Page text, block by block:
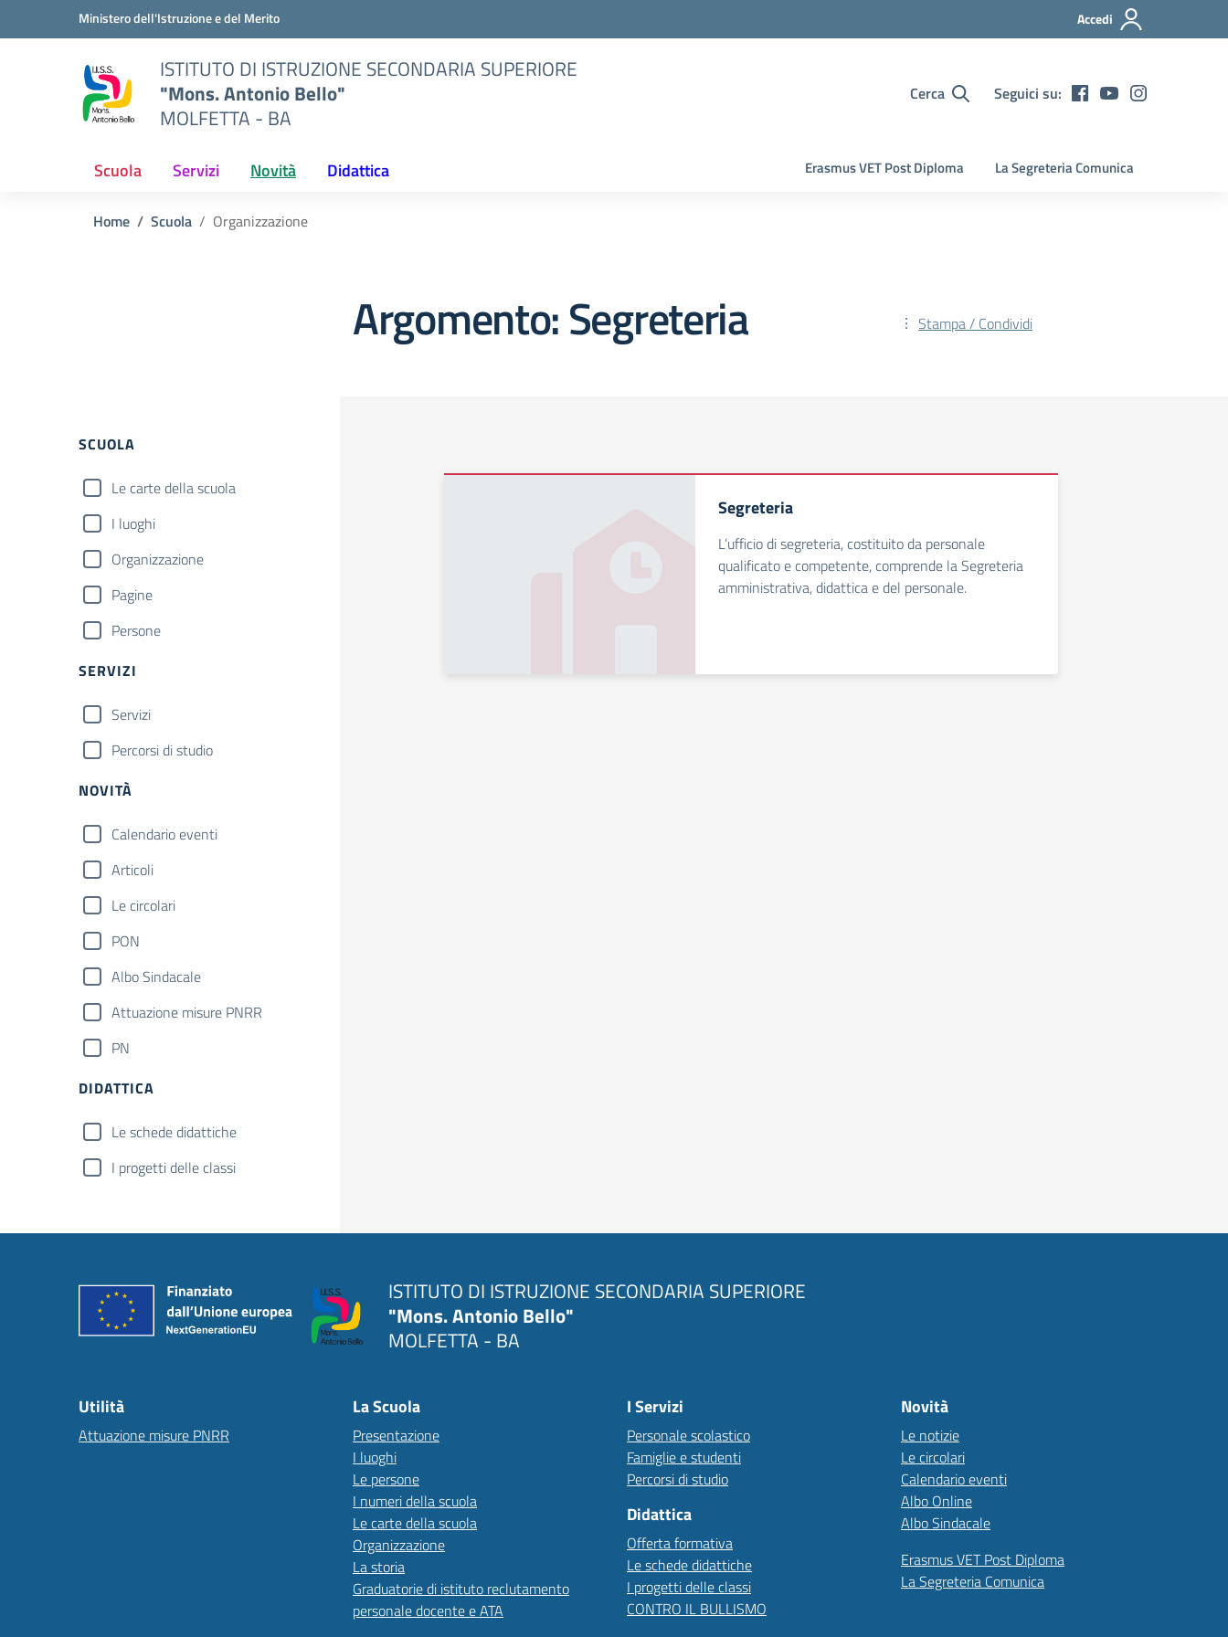
Vai ai contenuti
Vai al menu di navigazioneMinistero dell'Istruzione e del Merito Accedi
ISTITUTO DI ISTRUZIONE SECONDARIA SUPERIORE
"Mons. Antonio Bello"
MOLFETTA - BA
Cerca Seguici su:
Scuola Servizi Novità Didattica Erasmus VET Post Diploma La Segreteria Comunica
Home Scuola Organizzazione
Argomento: Segreteria Stampa / Condividi
SCUOLA
Le carte della scuola
I luoghi
Organizzazione
Pagine
Persone
SERVIZI
Servizi
Percorsi di studio
NOVITÀ
Calendario eventi
Articoli
Le circolari
PON
Albo Sindacale
Attuazione misure PNRR
PN
DIDATTICA
Le schede didattiche
I progetti delle classi
Segreteria
L’ufficio di segreteria, costituito da personale
qualificato e competente, comprende la Segreteria
amministrativa, didattica e del personale.
ISTITUTO DI ISTRUZIONE SECONDARIA SUPERIORE
"Mons. Antonio Bello"
MOLFETTA - BA
Utilità
Attuazione misure PNRR
La Scuola
Presentazione
I luoghi
Le persone
I numeri della scuola
Le carte della scuola
Organizzazione
La storia
Graduatorie di istituto reclutamento
personale docente e ATA
I Servizi
Personale scolastico
Famiglie e studenti
Percorsi di studio
Didattica
Offerta formativa
Le schede didattiche
I progetti delle classi
CONTRO IL BULLISMO
Novità
Le notizie
Le circolari
Calendario eventi
Albo Online
Albo Sindacale
Erasmus VET Post Diploma
La Segreteria Comunica